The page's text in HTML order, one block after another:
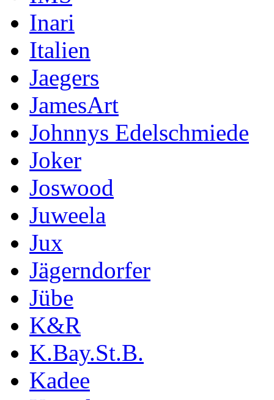
Inari
Italien
Jaegers
JamesArt
Johnnys Edelschmiede
Joker
Joswood
Juweela
Jux
Jägerndorfer
Jübe
K&R
K.Bay.St.B.
Kadee